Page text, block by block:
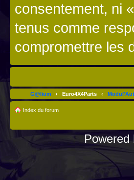
consentement, ni
tenus comme
compromettre les
G@lium ‹ Euro4X4Parts ‹
Index du forum